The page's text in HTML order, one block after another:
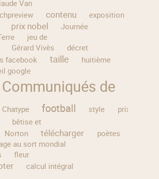
Van
contenu
exposition
prix nobel
Journée
jeu de
Gérard Vivès
décret
facebook taille
huitième
google
Communiqués de
Chatype football style
prix
bêtise et
Norton télécharger poètes
au sort mondial
fleur
calcul intégral